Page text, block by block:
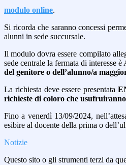
modulo online.
Si ricorda che saranno concessi
alunni in sede succursale.
Il modulo dovra essere compilato
sede centrale la fermata di interesse
del genitore o dell’alunno/a
La richiesta deve essere presentata
richieste di coloro che
Fino a venerdì 13/09/2024,
esibire al docente della prima o
Notizie
Questo sito o gli strumenti terzi da